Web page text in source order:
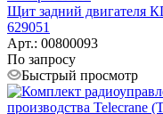
Щит задний двигателя
629051
Арт.: 00800093
По запросу
Быстрый просмотр